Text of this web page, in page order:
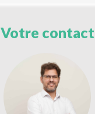
Votre contact